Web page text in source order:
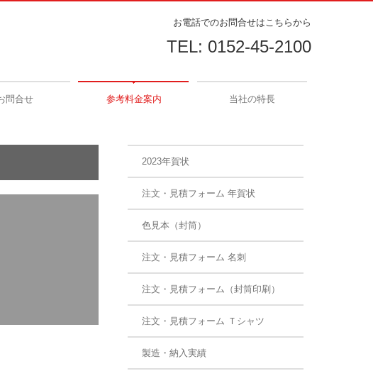
お電話でのお問合せはこちらから
TEL: 0152-45-2100
問合せ 参考料金案内 当社の特長
2023年賀状
注文・見積フォーム 年賀状
色見本（封筒）
注文・見積フォーム 名刺
注文・見積フォーム（封筒印刷）
注文・見積フォーム Ｔシャツ
製造・納入実績